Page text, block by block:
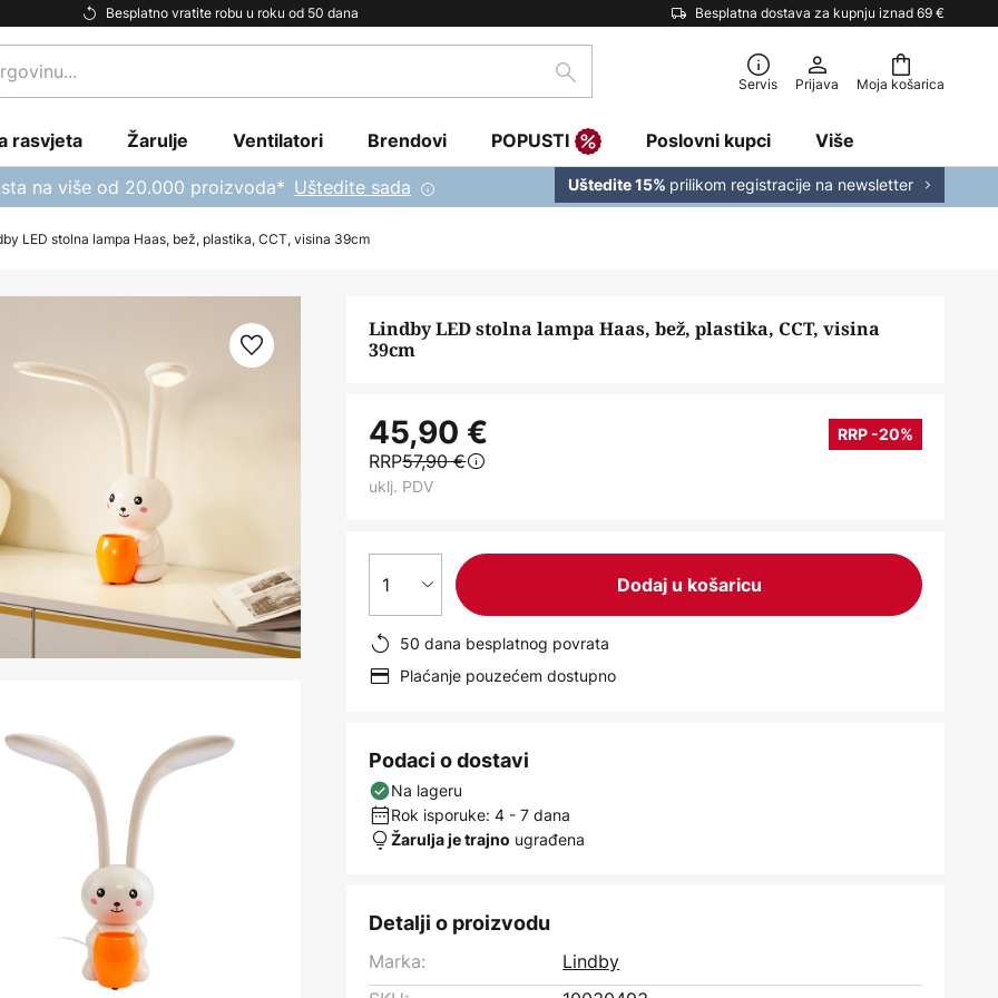
Besplatno vratite robu u roku od 50 dana Besplatna dostava za kupnju iznad 69 €
Moja košarica
traži Servis Prijava
rasvjeta Žarulje Ventilatori Brendovi POPUSTI Poslovni kupci Više
na više od 20.000 proizvoda* Uštedite sada Uštedite 15% prilikom registracije na newsletter
LED stolna lampa Haas, bež, plastika, CCT, visina 39cm
Lindby LED stolna lampa Haas, bež, plastika, CCT, visina
39cm
45,90 € RRP -20%
RRP57,90 €
uklj. PDV
1 Dodaj u košaricu
50 dana besplatnog povrata
Plaćanje pouzećem dostupno
Podaci o dostavi
Na lageru
Rok isporuke: 4 - 7 dana
Žarulja je trajno ugrađena
Detalji o proizvodu
Marka:
Lindby